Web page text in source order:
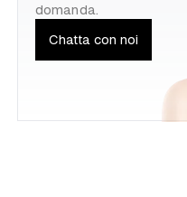
domanda.
Chatta con noi